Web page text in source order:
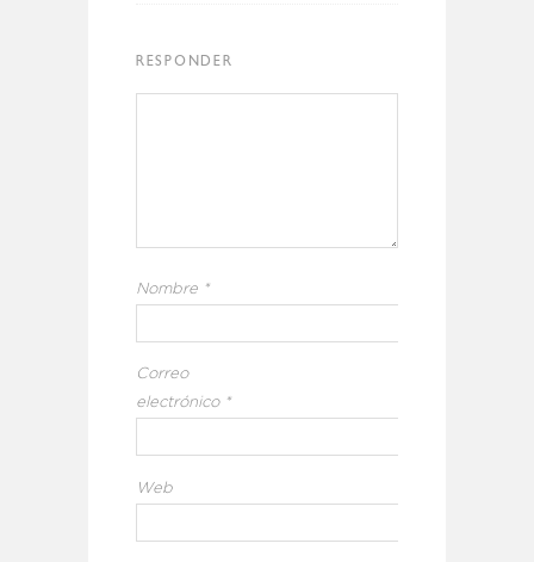
RESPONDER
Nombre *
Correo
electrónico *
Web